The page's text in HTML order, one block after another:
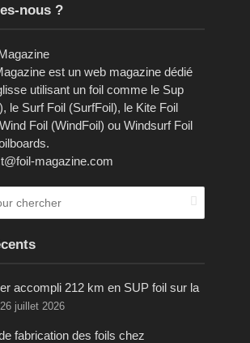
nous ?
est un web magazine dédié
utilisant un foil comme le Sup
le Surf Foil (SurfFoil), le Kite Foil
Foil (WindFoil) ou Windsurf Foil
magazine.com
accompli 212 km en SUP foil sur la
26 juillet 2026
fabrication des foils chez